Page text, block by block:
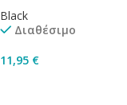
Black
Διαθέσιμο
11,95 €